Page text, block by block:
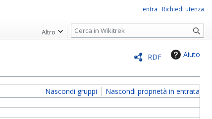
RDF Aiuto
Nascondi gruppi
Nascondi proprietà in entrata
entra Richiedi utenza
Altro
R
i
r
c
a